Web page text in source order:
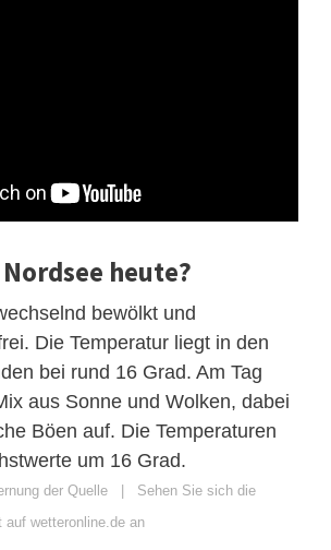
heute?
bewölkt und
Die Temperatur liegt in den
bei rund 16 Grad. Am Tag
aus Sonne und Wolken, dabei
Böen auf. Die Temperaturen
um 16 Grad.
der Quelle | Sehen Sie sich die
auf wetteronline.de an